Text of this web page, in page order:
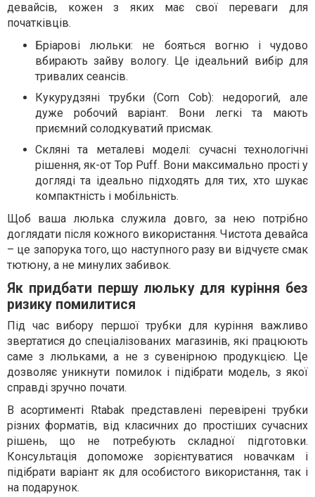
девайсів, кожен з яких має свої переваги для
початківців.
Бріарові люльки: не бояться вогню і чудово
вбирають зайву вологу. Це ідеальний вибір для
тривалих сеансів.
Кукурудзяні трубки (Corn Cob): недорогий, але
дуже робочий варіант. Вони легкі та мають
приємний солодкуватий присмак.
Скляні та металеві моделі: сучасні технологічні
рішення, як-от Top Puff. Вони максимально прості у
догляді та ідеально підходять для тих, хто шукає
компактність і мобільність.
Щоб ваша люлька служила довго, за нею потрібно
доглядати після кожного використання. Чистота девайса
– це запорука того, що наступного разу ви відчуєте смак
тютюну, а не минулих забивок.
Як придбати першу люльку для куріння без
ризику помилитися
Під час вибору першої трубки для куріння важливо
звертатися до спеціалізованих магазинів, які працюють
саме з люльками, а не з сувенірною продукцією. Це
дозволяє уникнути помилок і підібрати модель, з якої
справді зручно почати.
В асортименті Rtabak представлені перевірені трубки
різних форматів, від класичних до простіших сучасних
рішень, що не потребують складної підготовки.
Консультація допоможе зорієнтуватися новачкам і
підібрати варіант як для особистого використання, так і
на подарунок.